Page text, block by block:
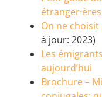
étranger·ères
On ne
à jour: 2023)
Les
aujourd’hui
Brochure –